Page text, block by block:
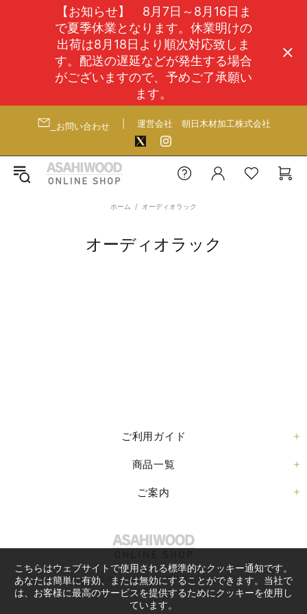
【お知らせ】 8月7日～8月16日ま
で夏季休業となります。休業明けの
出荷は8月18日より順次対応致しま
す。配送の遅延などが発生する場合
がございますので、予めご了承願い
ます。
お問い合わせ 運営会社 朝日木材加工株式会社
ホーム オーディオラック
オーディオラック
ご利用ガイド
商品一覧
ご案内
Copy Right©ASAHI WOOD PROCESSING CO.,LTD.
こちらはウェブサイトで使用される標準的なクッキー通知です。
あなたは簡単に有効、または無効にすることができます。当社で
は、お客様に最高のサービスを提供するためにクッキーを使用し
ています。